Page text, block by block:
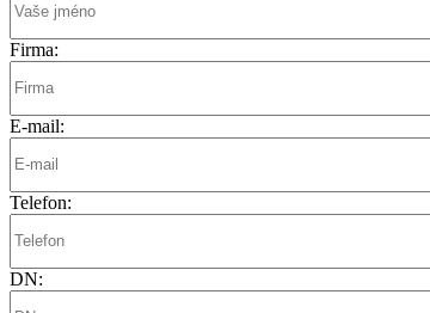
Firma:
E-mail:
Telefon:
DN: